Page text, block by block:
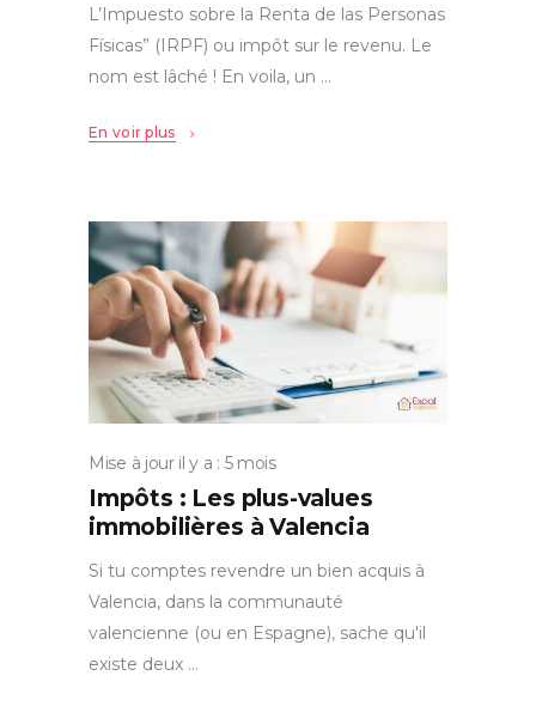
L’Impuesto sobre la Renta de las Personas
Físicas” (IRPF) ou impôt sur le revenu. Le
nom est lâché ! En voila, un
En voir plus
Mise à jour il y a : 5 mois
Impôts : Les plus-values
immobilières à Valencia
Si tu comptes revendre un bien acquis à
Valencia, dans la communauté
valencienne (ou en Espagne), sache qu'il
existe deux